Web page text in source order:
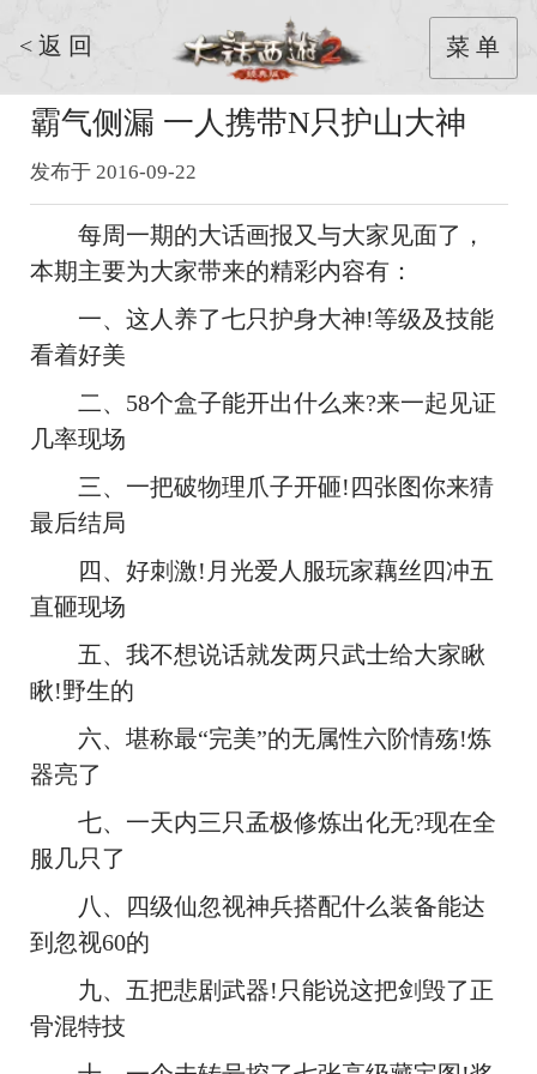
< 返 回 菜 单
霸气侧漏 一人携带N只护山大神
发布于 2016-09-22
每周一期的大话画报又与大家见面了，
本期主要为大家带来的精彩内容有：
一、这人养了七只护身大神!等级及技能
看着好美
二、58个盒子能开出什么来?来一起见证
几率现场
三、一把破物理爪子开砸!四张图你来猜
最后结局
四、好刺激!月光爱人服玩家藕丝四冲五
直砸现场
五、我不想说话就发两只武士给大家瞅
瞅!野生的
六、堪称最“完美”的无属性六阶情殇!炼
器亮了
七、一天内三只孟极修炼出化无?现在全
服几只了
八、四级仙忽视神兵搭配什么装备能达
到忽视60的
九、五把悲剧武器!只能说这把剑毁了正
骨混特技